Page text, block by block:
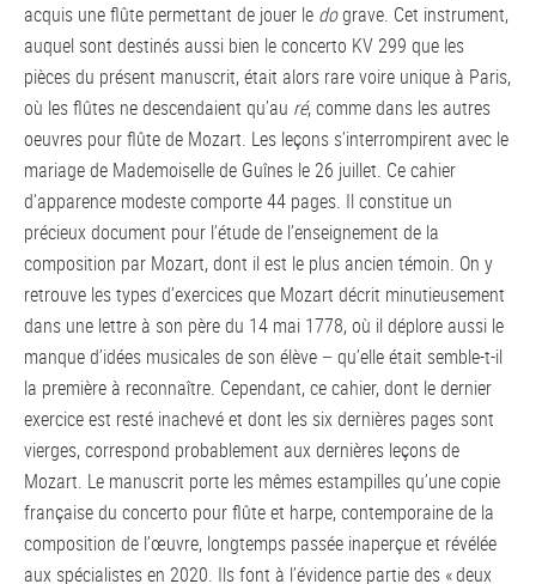
acquis une flûte permettant de jouer le dograve. Cet instrument,
auquel sont destinés aussi bien le concerto KV 299 que les
pièces du présent manuscrit, était alors rare voire unique à Paris,
où les flûtes ne descendaient qu’au ré, comme dans les autres
oeuvres pour flûte de Mozart. Les leçons s’interrompirent avec le
mariage de Mademoiselle de Guînes le 26 juillet. Ce cahier
d’apparence modeste comporte 44 pages. Il constitue un
précieux document pour l’étude de l’enseignement de la
composition par Mozart, dont il est le plus ancien témoin. On y
retrouve les types d’exercices que Mozart décrit minutieusement
dans une lettre à son père du 14 mai 1778, où il déplore aussi le
manque d’idées musicales de son élève − qu’elle était semble-t-il
la première à reconnaître. Cependant, ce cahier, dont le dernier
exercice est resté inachevé et dont les six dernières pages sont
vierges, correspond probablement aux dernières leçons de
Mozart. Le manuscrit porte les mêmes estampilles qu’une copie
française du concerto pour flûte et harpe, contemporaine de la
composition de l’œuvre, longtemps passée inaperçue et révélée
aux spécialistes en 2020. Ils font à l’évidence partie des « deux